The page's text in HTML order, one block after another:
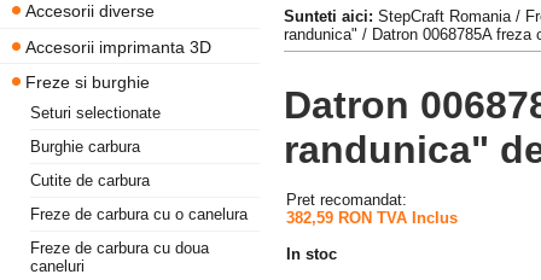
Accesorii diverse
Accesorii imprimanta 3D
Freze si burghie
Seturi selectionate
Burghie carbura
Cutite de carbura
Freze de carbura cu o canelura
Freze de carbura cu doua
caneluri
Sunteti aici: StepCraft Romania/
randunica" / Datron 0068785A freza
Datron
randunica"
Pret recomandat:
382,59 RON TVA Inclus
In stoc